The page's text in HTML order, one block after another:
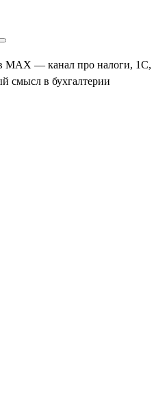
MAX — канал про налоги, 1С,
смысл в бухгалтерии